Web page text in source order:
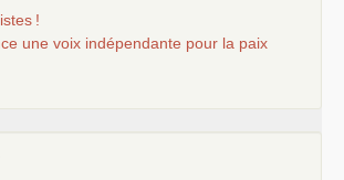
!
une voix indépendante pour la paix